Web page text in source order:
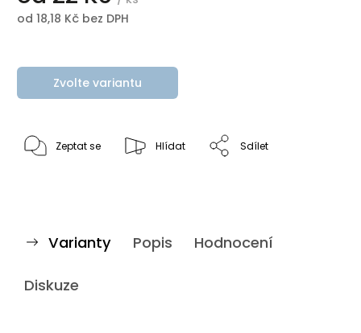
od 18,18 Kč bez DPH
Zvolte variantu
Zeptat se Hlídat Sdílet
Varianty Popis Hodnocení
Diskuze